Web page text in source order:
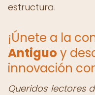
estructura.
¡Únete a la
Antiguo y
innovación
Queridos lectores